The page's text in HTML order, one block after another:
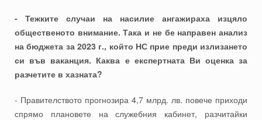
- Тежките случаи на насилие ангажираха изцяло
общественото внимание. Така и не бе направен анализ
на бюджета за 2023 г., който НС прие преди излизането
си във ваканция. Каква е експертната Ви оценка за
разчетите в хазната?
- Правителството прогнозира 4,7 млрд. лв. повече приходи
спрямо плановете на служебния кабинет, разчитайки